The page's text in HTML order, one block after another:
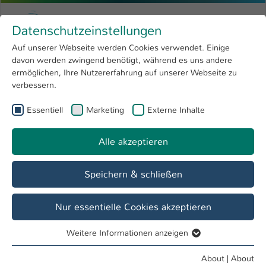
Menu
Research 4
Open submenu
University
International
Skip to main content
University of Applied Sciences
You are here:
Veröffentlichungen
Fachbereich
Overview Prospective Students
Berichte aus dem Fachbereich
Betriebswirtschaft
Datenschutzeinstellungen
Auf unserer Webseite werden Cookies verwendet. Einige
davon werden zwingend benötigt, während es uns andere
ermöglichen, Ihre Nutzererfahrung auf unserer Webseite zu
verbessern.
Essentiell Marketing Externe Inhalte
Alle akzeptieren
Speichern & schließen
Nur essentielle Cookies akzeptieren
Essentielle Cookies werden für grundlegende Funktionen
Weitere Informationen anzeigen
About | About